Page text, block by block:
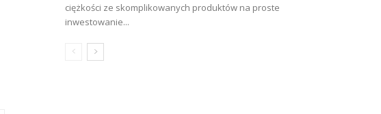
ciężkości ze skomplikowanych produktów na proste
inwestowanie...